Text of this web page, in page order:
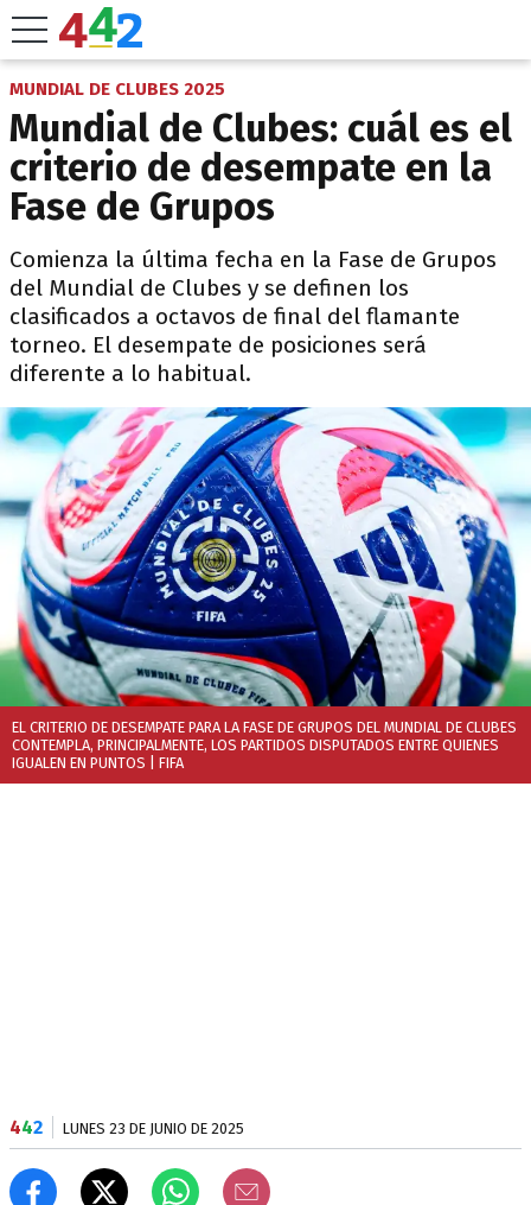
MUNDIAL DE CLUBES 2025
Mundial de Clubes: cuál es el
criterio de desempate en la
Fase de Grupos
Comienza la última fecha en la Fase de Grupos
del Mundial de Clubes y se definen los
clasificados a octavos de final del flamante
torneo. El desempate de posiciones será
diferente a lo habitual.
EL CRITERIO DE DESEMPATE PARA LA FASE DE GRUPOS DEL MUNDIAL DE CLUBES
CONTEMPLA, PRINCIPALMENTE, LOS PARTIDOS DISPUTADOS ENTRE QUIENES
IGUALEN EN PUNTOS | FIFA
442 LUNES 23 DE JUNIO DE 2025